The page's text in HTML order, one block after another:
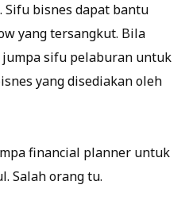
bisnes dapat bantu
yang tersangkut. Bila
sifu pelaburan untuk
yang disediakan oleh
financial planner untuk
Salah orang tu.